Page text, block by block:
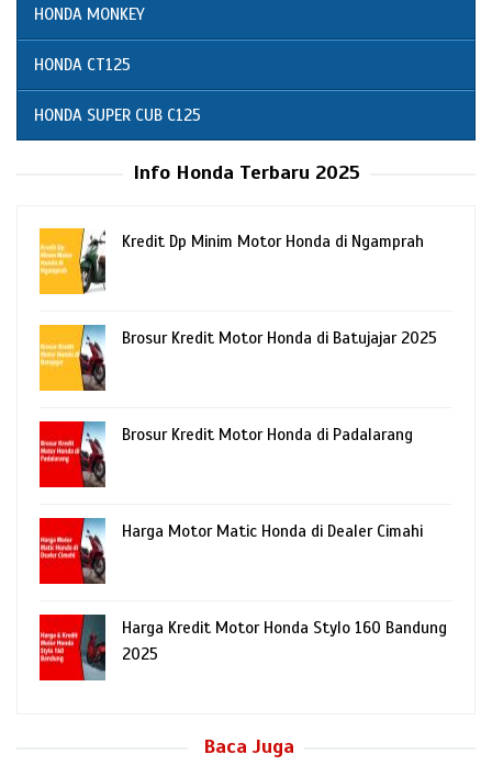
HONDA MONKEY
HONDA CT125
HONDA SUPER CUB C125
Info Honda Terbaru 2025
Kredit Dp Minim Motor Honda di Ngamprah
Brosur Kredit Motor Honda di Batujajar 2025
Brosur Kredit Motor Honda di Padalarang
Harga Motor Matic Honda di Dealer Cimahi
Harga Kredit Motor Honda Stylo 160 Bandung
2025
Baca Juga